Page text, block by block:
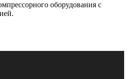
оборудования с